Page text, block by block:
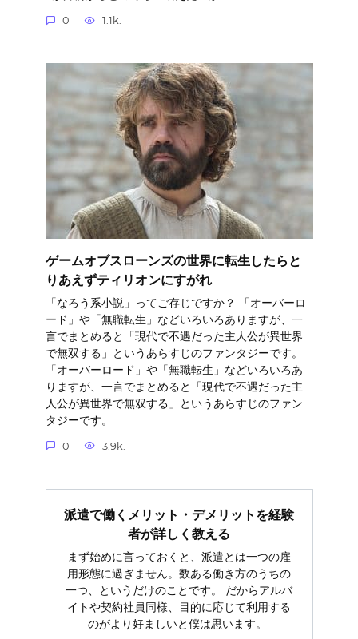
0 1.1k.
ゲームオブスローンズの世界に転生したらと
りあえずティリオンにすがれ
「なろう系小説」ってご存じですか？ 「オーバーロ
ード」や「無職転生」などいろいろありますが、一
言でまとめると「現代で不遇だった主人公が異世界
で無双する」というあらすじのファンタジーです。
「オーバーロード」や「無職転生」などいろいろあ
りますが、一言でまとめると「現代で不遇だった主
人公が異世界で無双する」というあらすじのファン
タジーです。
0 3.9k.
派遣で働くメリット・デメリットを経験
者が詳しく教える
まず始めに言っておくと、派遣とは一つの雇
用形態に過ぎません。数ある働き方のうちの
一つ、というだけのことです。 だからアルバ
イトや契約社員同様、目的に応じて利用する
のがより好ましいと僕は思います。